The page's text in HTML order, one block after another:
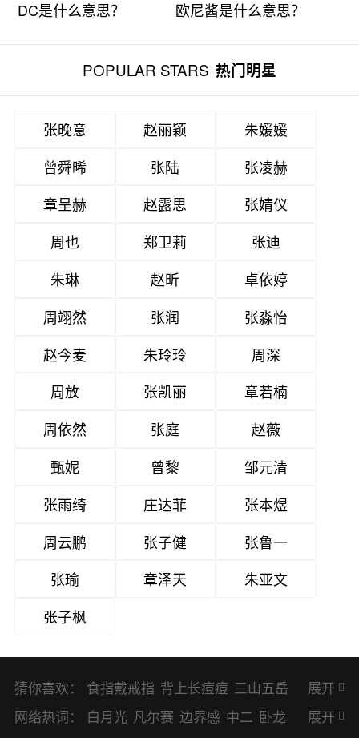
DC是什么意思？ 欧尼酱是什么意思？
POPULAR STARS 热门明星
张晚意 赵丽颖
朱媛媛
曾舜晞
张陆
张凌赫
章呈赫
赵露思
张婧仪
周也
郑卫莉
张迪
朱琳
赵昕
卓依婷
周翊然
张润
张淼怡
赵今麦
朱玲玲
周深
周放
张凯丽
章若楠
周依然
张庭
赵薇
甄妮
曾黎
邹元清
张雨绮
庄达菲
张本煜
周云鹏
张子健
张鲁一
张瑜
章泽天
朱亚文
张子枫
猜你喜欢： 食指戴戒指 背上长痘痘 三山五岳
避暑胜地
展开
网络热词：
白月光 凡尔赛 边界感 中二 卧龙
展开